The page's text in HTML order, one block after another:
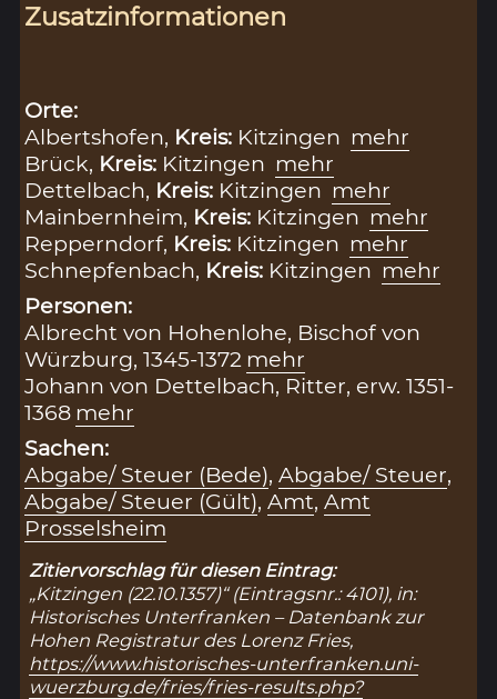
Zusatzinformationen
Orte:
Albertshofen, Kreis: Kitzingen mehr
Brück, Kreis: Kitzingen mehr
Dettelbach, Kreis: Kitzingen mehr
Mainbernheim, Kreis: Kitzingen mehr
Repperndorf, Kreis: Kitzingen mehr
Schnepfenbach, Kreis: Kitzingen mehr
Personen:
Albrecht von Hohenlohe, Bischof von
Würzburg, 1345-1372 mehr
Johann von Dettelbach, Ritter, erw. 1351-
1368 mehr
Sachen:
Abgabe/ Steuer (Bede),Abgabe/ Steuer,
Abgabe/ Steuer (Gült),Amt,Amt
Prosselsheim
Zitiervorschlag für diesen Eintrag:
„Kitzingen (22.10.1357)“ (Eintragsnr.: 4101), in:
Historisches Unterfranken – Datenbank zur
Hohen Registratur des Lorenz Fries,
https://www.historisches-unterfranken.uni-
wuerzburg.de/fries/fries-results.php?